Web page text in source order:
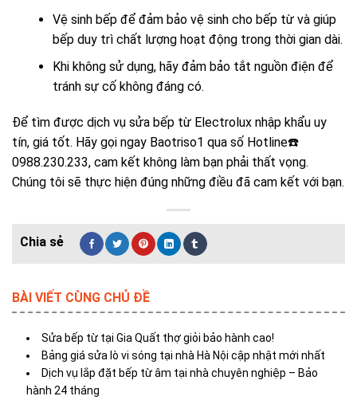
Vệ sinh bếp để đảm bảo vệ sinh cho bếp từ và giúp
bếp duy trì chất lượng hoạt động trong thời gian dài.
Khi không sử dụng, hãy đảm bảo tắt nguồn điện để
tránh sự cố không đáng có.
Để tìm được dịch vụ sửa bếp từ Electrolux nhập khẩu uy
tín, giá tốt. Hãy gọi ngay Baotriso1 qua số Hotline☎️
0988.230.233, cam kết không làm bạn phải thất vọng.
Chúng tôi sẽ thực hiện đúng những điều đã cam kết với bạn.
BÀI VIẾT CÙNG CHỦ ĐỀ
Sửa bếp từ tại Gia Quất thợ giỏi bảo hành cao!
Bảng giá sửa lò vi sóng tại nhà Hà Nội cập nhật mới nhất
Dịch vụ lắp đặt bếp từ âm tại nhà chuyên nghiệp – Bảo
hành 24 tháng